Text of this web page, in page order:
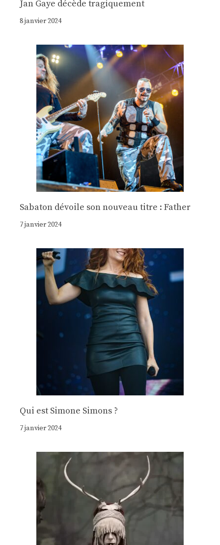
Jan Gaye décède tragiquement
8 janvier 2024
Sabaton dévoile son nouveau titre : Father
7 janvier 2024
Qui est Simone Simons ?
7 janvier 2024